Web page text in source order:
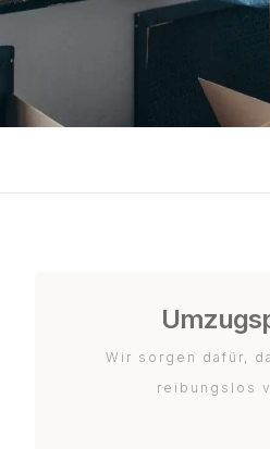
Wir sorgen dafür,
reibungslos